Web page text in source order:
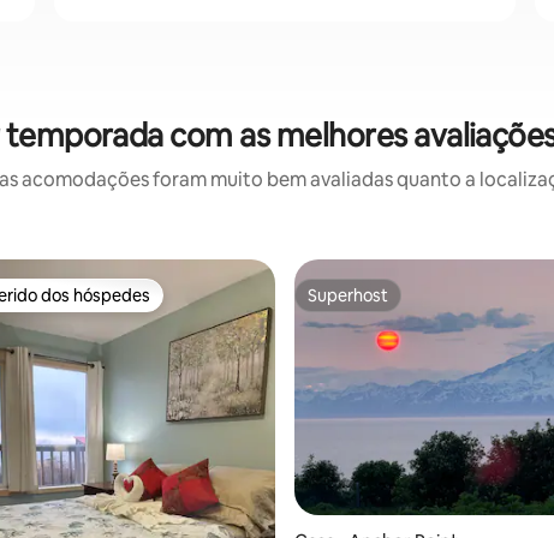
com as melhores
acomodações foram muito bem avaliadas quanto a
melhores preferidos dos hóspedes
dos hóspedes Superhost
Superhost